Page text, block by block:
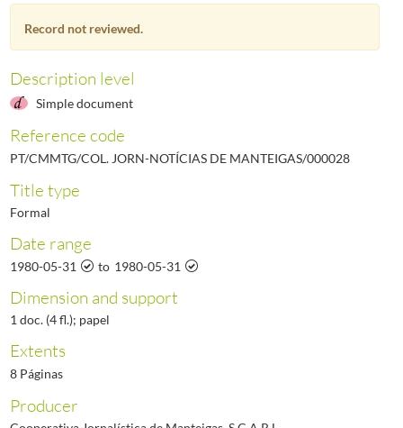
000030Notícias de Manteigas - Ano III, N.º 30, 1980-07-311980-07-31/1980-07-
000031 Notícias de Manteigas - Ano III, N.º 31, 1980-09-30
000032Notícias de Manteigas - Ano III, N.º 32, 1980-10-311980-10-31/1980-10-
000033
Notícias de Manteigas - Ano III, N.º 33, 1980-11-30
000461Notícias de Manteigas - Ano XXXVII, N.º 461, 2017-05-31
Record not reviewed.
Description level
Simple document
Reference code
PT/CMMTG/COL. JORN-NOTÍCIAS DE MANTEIGAS/000028
Title type
Formal
Date range
1980-05-31 to 1980-05-31
Dimension and support
1 doc. (4 fl.); papel
Extents
8 Páginas
Producer